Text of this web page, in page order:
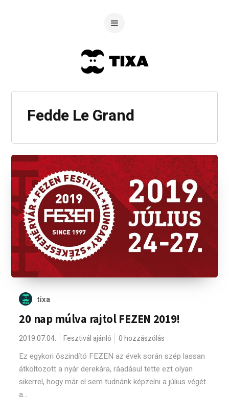
Fedde Le Grand
tixa
20 nap múlva rajtol FEZEN 2019!
2019.07.04. Fesztivál ajánló 0 hozzászólás
Ez egykori őszindító FEZEN az évek során szép lassan
átköltözött a nyár derekára, ráadásul tette ezt olyan
sikerrel, hogy már el sem tudnánk képzelni a július végét
a...